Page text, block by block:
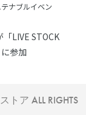
ナブルイベン
「LIVE STOCK
参加
トア ALL RIGHTS